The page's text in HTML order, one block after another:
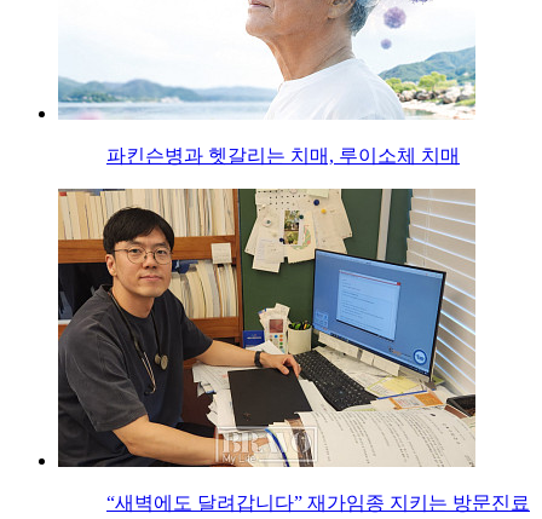
파킨슨병과 헷갈리는 치매, 루이소체 치매
“새벽에도 달려갑니다” 재가임종 지키는 방문진료